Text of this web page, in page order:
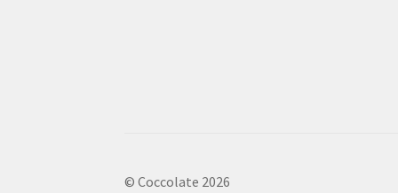
© Coccolate 2026